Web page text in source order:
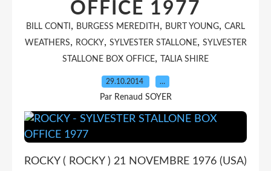
OFFICE 1977
BILL CONTI , BURGESS MEREDITH , BURT YOUNG, CARL
WEATHERS, ROCKY, SYLVESTER STALLONE, SYLVESTER
STALLONE BOX OFFICE, TALIA SHIRE
29.10.2014 …
Par Renaud SOYER
ROCKY ( ROCKY ) 21 NOVEMBRE 1976 (USA)